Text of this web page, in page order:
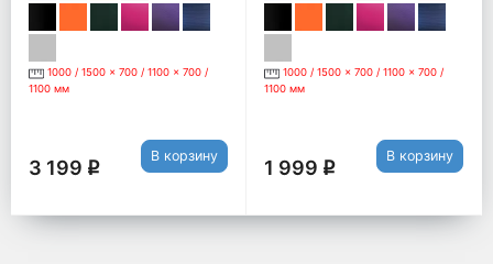
1000 / 1500 x 700 / 1100 x 700 /
1100 мм
3 199 q
В корзину
1000 / 1500 x 700 / 1100 x 700 /
1100 мм
1 999 q
В корзину